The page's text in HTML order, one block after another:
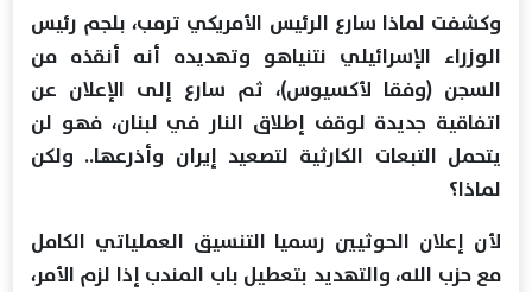
وكشفت لماذا سارع الرئيس الأمريكي ترمب، بلجم رئيس
الوزراء الإسرائيلي نتنياهو وتهديده أنه أنقذه من
السجن (وفقا لأكسيوس)، ثم سارع إلى الإعلان عن
اتفاقية جديدة لوقف إطلاق النار في لبنان، فهو لن
يتحمل التبعات الكارثية لتصعيد إيران وأذرعها.. ولكن
لماذا؟
لأن إعلان الحوثيين رسميا التنسيق العملياتي الكامل
مع حزب الله، والتهديد بتعطيل باب المندب إذا لزم الأمر،